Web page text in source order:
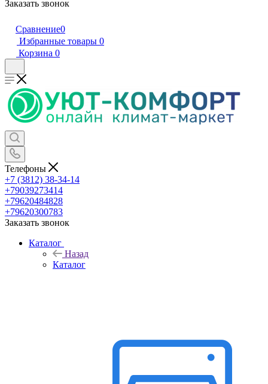
Заказать звонок
Сравнение0
Избранные товары 0
Корзина 0
Телефоны
+7 (3812) 38-34-14
+79039273414
+79620484828
+79620300783
Заказать звонок
Каталог
Назад
Каталог